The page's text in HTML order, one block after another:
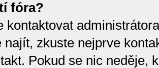
fóra?
kontaktovat
najít, zkuste nejprve
Pokud se nic neděje,